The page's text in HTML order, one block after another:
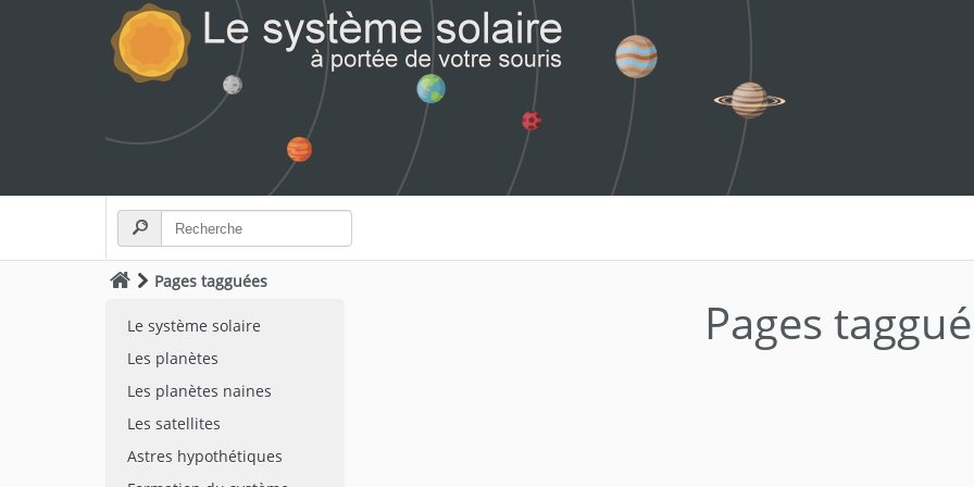
Pages tagguées
Le système solaire
Les planètes
Les planètes naines
Les satellites
Astres hypothétiques
Pages